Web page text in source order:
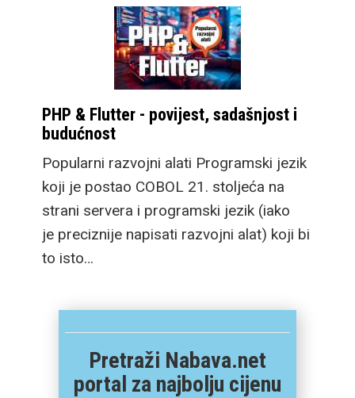
PHP & Flutter - povijest, sadašnjost i
budućnost
Popularni razvojni alati Programski jezik
koji je postao COBOL 21. stoljeća na
strani servera i programski jezik (iako
je preciznije napisati razvojni alat) koji bi
to isto…
Pretraži Nabava.net
portal za najbolju cijenu